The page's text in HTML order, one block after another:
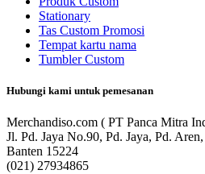
Stationary
Tas Custom Promosi
Tempat kartu nama
Tumbler Custom
Hubungi kami untuk pemesanan
Merchandiso.com ( PT Panca Mitra
Jl. Pd. Jaya No.90, Pd. Jaya, Pd.
Banten 15224
(021) 27934865